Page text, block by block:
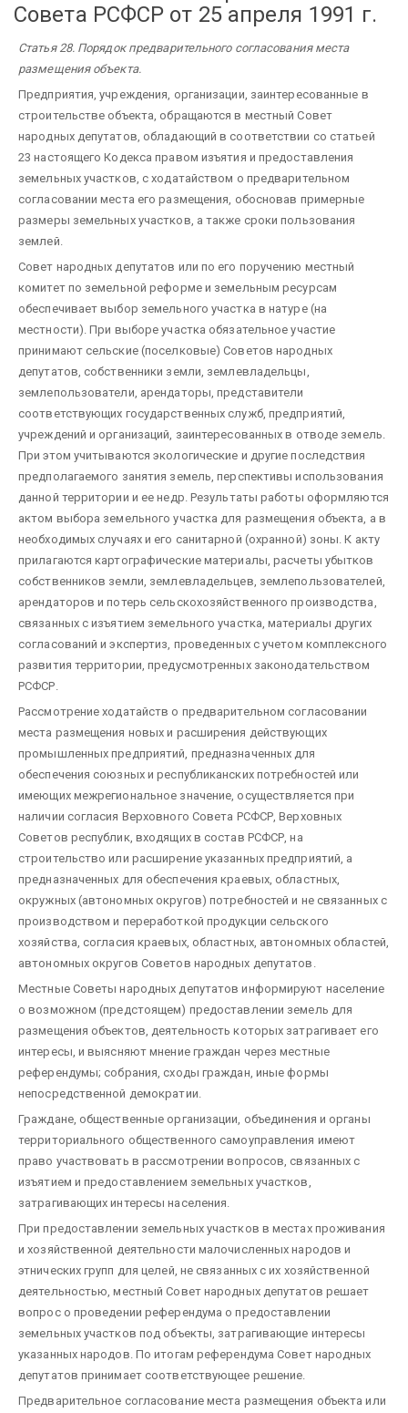
Совета РСФСР от 25 апреля 1991 г.
Статья 28. Порядок предварительного согласования места
размещения объекта.
Предприятия, учреждения, организации, заинтересованные в
строительстве объекта, обращаются в местный Совет
народных депутатов, обладающий в соответствии со статьей
23 настоящего Кодекса правом изъятия и предоставления
земельных участков, с ходатайством о предварительном
согласовании места его размещения, обосновав примерные
размеры земельных участков, а также сроки пользования
землей.
Совет народных депутатов или по его поручению местный
комитет по земельной реформе и земельным ресурсам
обеспечивает выбор земельного участка в натуре (на
местности). При выборе участка обязательное участие
принимают сельские (поселковые) Советов народных
депутатов, собственники земли, землевладельцы,
землепользователи, арендаторы, представители
соответствующих государственных служб, предприятий,
учреждений и организаций, заинтересованных в отводе земель.
При этом учитываются экологические и другие последствия
предполагаемого занятия земель, перспективы использования
данной территории и ее недр. Результаты работы оформляются
актом выбора земельного участка для размещения объекта, а в
необходимых случаях и его санитарной (охранной) зоны. К акту
прилагаются картографические материалы, расчеты убытков
собственников земли, землевладельцев, землепользователей,
арендаторов и потерь сельскохозяйственного производства,
связанных с изъятием земельного участка, материалы других
согласований и экспертиз, проведенных с учетом комплексного
развития территории, предусмотренных законодательством
РСФСР.
Рассмотрение ходатайств о предварительном согласовании
места размещения новых и расширения действующих
промышленных предприятий, предназначенных для
обеспечения союзных и республиканских потребностей или
имеющих межрегиональное значение, осуществляется при
наличии согласия Верховного Совета РСФСР, Верховных
Советов республик, входящих в состав РСФСР, на
строительство или расширение указанных предприятий, а
предназначенных для обеспечения краевых, областных,
окружных (автономных округов) потребностей и не связанных с
производством и переработкой продукции сельского
хозяйства, согласия краевых, областных, автономных областей,
автономных округов Советов народных депутатов.
Местные Советы народных депутатов информируют население
о возможном (предстоящем) предоставлении земель для
размещения объектов, деятельность которых затрагивает его
интересы, и выясняют мнение граждан через местные
референдумы; собрания, сходы граждан, иные формы
непосредственной демократии.
Граждане, общественные организации, объединения и органы
территориального общественного самоуправления имеют
право участвовать в рассмотрении вопросов, связанных с
изъятием и предоставлением земельных участков,
затрагивающих интересы населения.
При предоставлении земельных участков в местах проживания
и хозяйственной деятельности малочисленных народов и
этнических групп для целей, не связанных с их хозяйственной
деятельностью, местный Совет народных депутатов решает
вопрос о проведении референдума о предоставлении
земельных участков под объекты, затрагивающие интересы
указанных народов. По итогам референдума Совет народных
депутатов принимает соответствующее решение.
Предварительное согласование места размещения объекта или